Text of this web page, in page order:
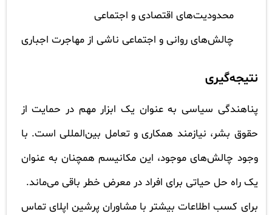
محدودیت‌های اقتصادی و اجتماعی
چالش‌های روانی و اجتماعی ناشی از مهاجرت اجباری
نتیجه‌گیری
پناهندگی سیاسی به عنوان یک ابزار مهم در حمایت از
حقوق بشر، نیازمند همکاری و تعامل بین‌المللی است. با
وجود چالش‌های موجود، این مکانیسم همچنان به عنوان
یک راه حل حیاتی برای افراد در معرض خطر باقی می‌ماند.
برای کسب اطلاعات بیشتر با مشاوران پرشین اپلای تماس